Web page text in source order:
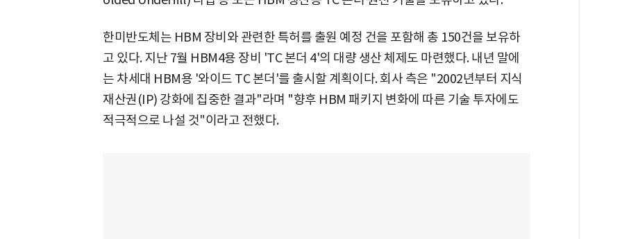
한미반도체는 HBM 장비와 관련한 특허를 출원 예정 건을 포함해 총 150건을 보유하
고 있다. 지난 7월 HBM4용 장비 'TC 본더 4'의 대량 생산 체제도 마련했다. 내년 말에
는 차세대 HBM용 '와이드 TC 본더'를 출시할 계획이다. 회사 측은 "2002년부터 지식
재산권(IP) 강화에 집중한 결과"라며 "향후 HBM 패키지 변화에 따른 기술 투자에도
적극적으로 나설 것"이라고 전했다.